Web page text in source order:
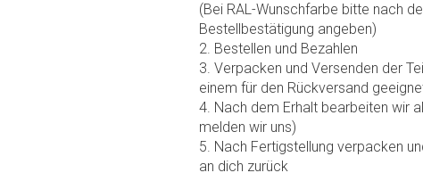
(Bei RAL-Wunschfarbe bitte nach
Bestellbestätigung angeben)
2. Bestellen und Bezahlen
3. Verpacken und Versenden der
einem für den Rückversand
4. Nach dem Erhalt bearbeiten wir
melden wir uns)
5. Nach Fertigstellung verpacken
an dich zurück